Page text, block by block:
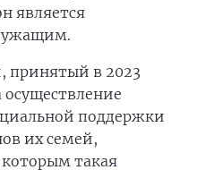
является
принятый в 2023
поддержки
их семей,
такая